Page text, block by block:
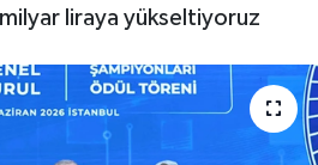
liraya yükseltiyoruz